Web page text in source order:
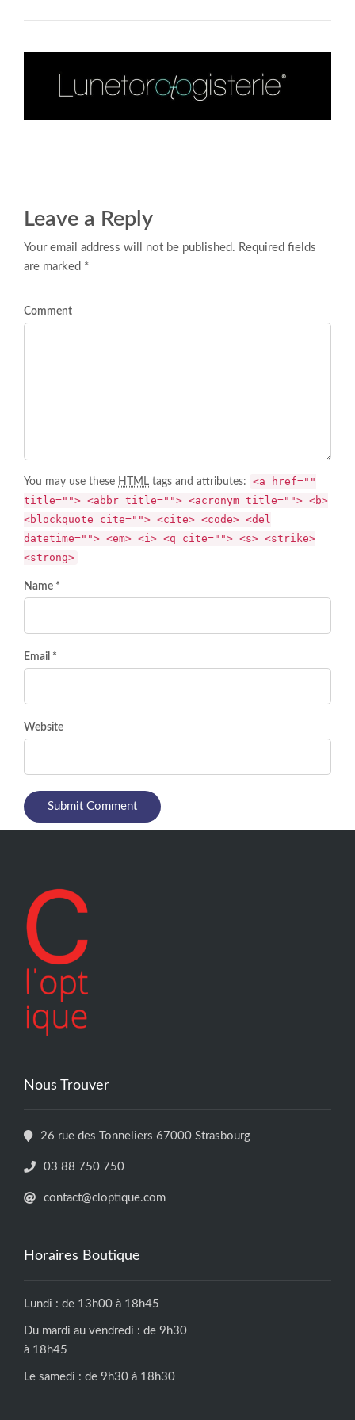
Leave a Reply
Your email address will not be published. Required fields
are marked *
Comment
You may use these HTML tags and attributes:
<a href=""
title=""> <abbr title=""> <acronym title=""> <b>
<blockquote cite=""> <cite> <code> <del
datetime=""> <em> <i> <q cite=""> <s> <strike>
<strong>
Name *
Email *
Website
Nous Trouver
26 rue des Tonneliers 67000 Strasbourg
03 88 750 750
contact@cloptique.com
Horaires Boutique
Lundi : de 13h00 à 18h45
Du mardi au vendredi : de 9h30
à 18h45
Le samedi : de 9h30 à 18h30